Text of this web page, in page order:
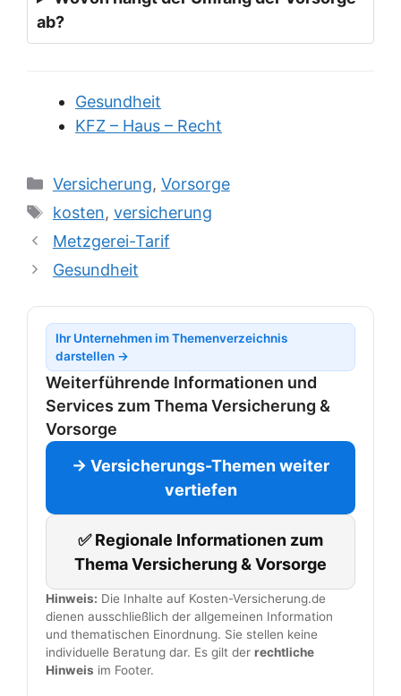
ab?
Gesundheit
KFZ – Haus – Recht
Kategorien
Versicherung, Vorsorge
Schlagwörter
kosten, versicherung
Metzgerei-Tarif
Gesundheit
Ihr Unternehmen im Themenverzeichnis
darstellen →
Weiterführende Informationen und
Services zum Thema Versicherung &
Vorsorge
→ Versicherungs-Themen weiter
vertiefen
✅ Regionale Informationen zum
Thema Versicherung & Vorsorge
Hinweis: Die Inhalte auf Kosten-Versicherung.de
dienen ausschließlich der allgemeinen Information
und thematischen Einordnung. Sie stellen keine
individuelle Beratung dar. Es gilt der rechtliche
Hinweis im Footer.